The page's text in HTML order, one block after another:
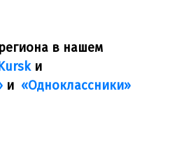
в нашем
и
и «Одноклассники»